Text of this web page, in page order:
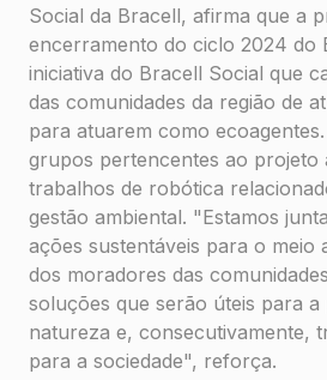
Social da Bracell, afirma que a
encerramento do ciclo 2024 do
iniciativa do Bracell Social que
das comunidades da região de
para atuarem como
grupos pertencentes ao projeto
trabalhos de robótica
gestão ambiental. "Estamos
ações sustentáveis para o meio
dos moradores das
soluções que serão úteis para
natureza e, consecutivamente,
para a sociedade", reforça.